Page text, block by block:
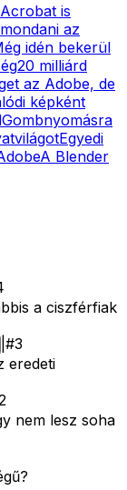
is
az
idén bekerül
20 milliárd
az Adobe, de
képként
Gombnyomásra
Egyedi
A Blender
a ciszférfiak
#3
eredeti
nem lesz soha